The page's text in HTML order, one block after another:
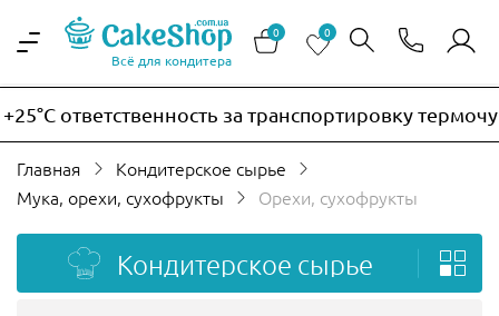
Всё для кондитера
0 0
за транспортировку
Главная
Кондитерское сырье
Мука, орехи, сухофрукты
Орехи, сухофрукты
Кондитерское сырье